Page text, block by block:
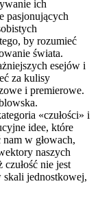
ich
pasjonujących
by rozumieć
świata.
esejów i
za kulisy
i premierowe.
«czułości» i
idee, które
w głowach,
naszych
nie jest
skali jednostkowej,